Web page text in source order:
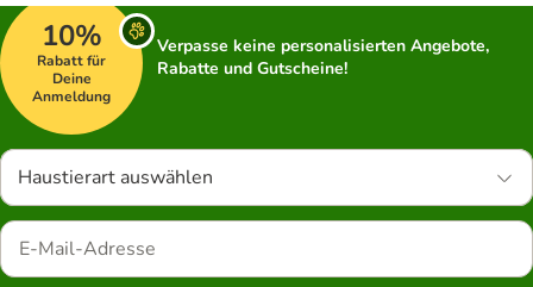
10%
Rabatt für
Deine
Anmeldung
Verpasse keine personalisierten Angebote,
Rabatte und Gutscheine!
Haustierart auswählen